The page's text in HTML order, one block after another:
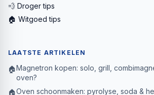
💨 Droger tips
🏠 Witgoed tips
LAATSTE ARTIKELEN
🏠Magnetron kopen: solo, grill,
oven?
🏠Oven schoonmaken: pyrolyse, soda &